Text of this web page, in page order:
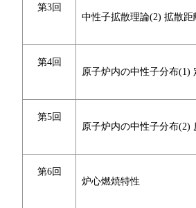
第3回
中性子拡散理論(2) 拡散
第4回
原子炉内の中性子分布(1)
第5回
原子炉内の中性子分布(2)
第6回
炉心燃焼特性